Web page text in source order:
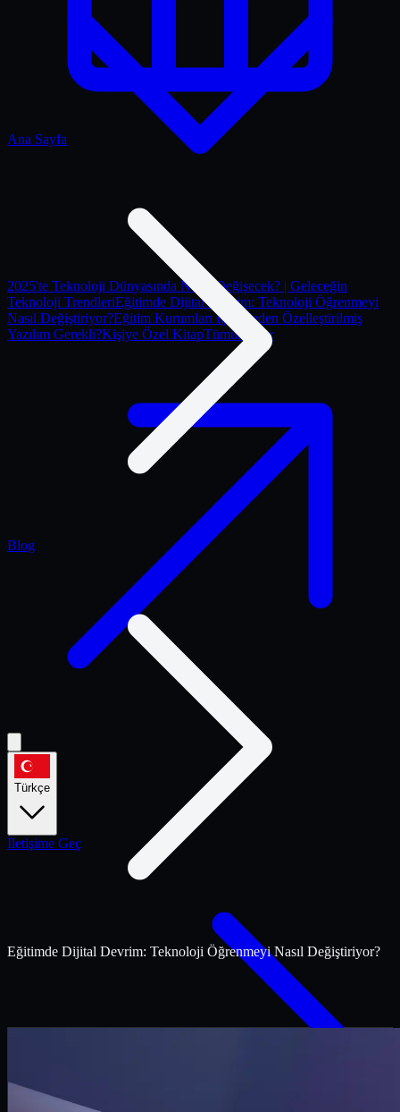
2025'te Teknoloji Dünyasında Neler Değişecek? | Geleceğin
Teknoloji TrendleriEğitimde Dijital Devrim: Teknoloji Öğrenmeyi
Nasıl Değiştiriyor?Eğitim Kurumları İçin Neden Özelleştirilmiş
Yazılım Gerekli?Kişiye Özel KitapTümünü gör
Türkçe
İletişime Geç
Ana Sayfa
Blog
Eğitimde Dijital Devrim: Teknoloji Öğrenmeyi Nasıl Değiştiriyor?